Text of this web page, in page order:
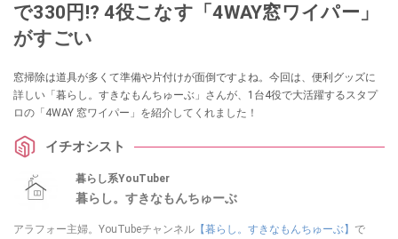
で330円!? 4役こなす「4WAY窓ワイパー」
がすごい
窓掃除は道具が多くて準備や片付けが面倒ですよね。今回は、便利グッズに
詳しい「暮らし。すきなもんちゅーぶ」さんが、1台4役で大活躍するスタプ
ロの「4WAY 窓ワイパー」を紹介してくれました！
イチオシスト
暮らし系YouTuber
暮らし。すきなもんちゅーぶ
アラフォー主婦。YouTubeチャンネル 【暮らし。すきなもんちゅーぶ】 で